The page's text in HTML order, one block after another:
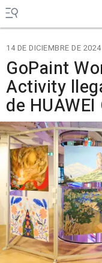
14 DE DICIEMBRE DE 2024
GoPaint
Activity
de